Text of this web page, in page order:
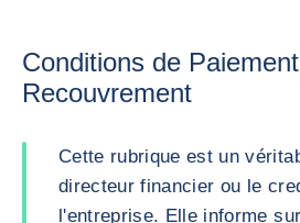
Conditions de
Recouvrement
Cette rubrique est un
directeur financier ou le
l'entreprise. Elle informe